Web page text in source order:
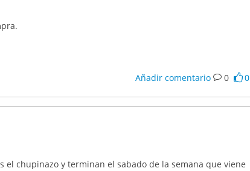
Añadir comentario 0 0
el chupinazo y terminan el sabado de la semana que viene